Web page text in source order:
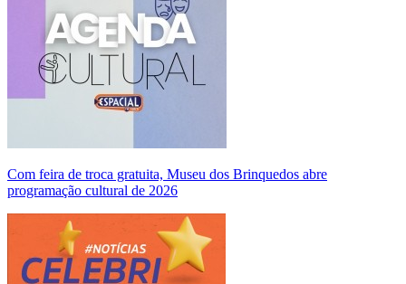
Com feira de troca gratuita, Museu dos Brinquedos abre
programação cultural de 2026